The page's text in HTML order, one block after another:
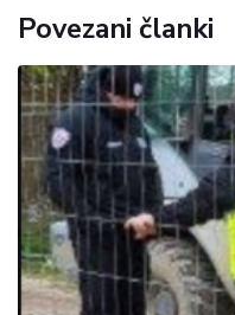
Povezani članki